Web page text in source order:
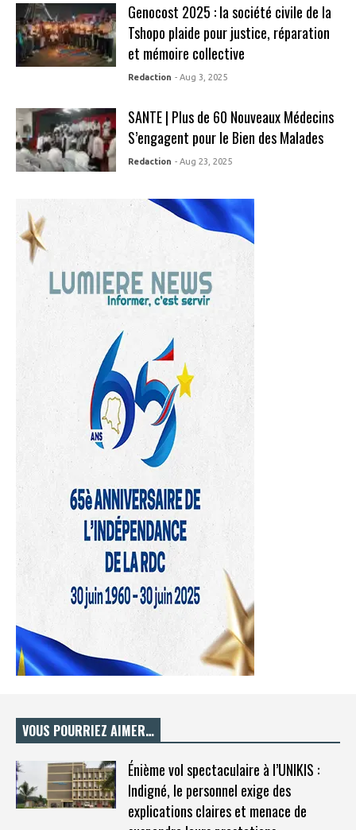
Genocost 2025 : la société civile de la
Tshopo plaide pour justice, réparation
et mémoire collective
Redaction - Aug 3, 2025
SANTE | Plus de 60 Nouveaux Médecins
S’engagent pour le Bien des Malades
Redaction - Aug 23, 2025
VOUS POURRIEZ AIMER…
Énième vol spectaculaire à l’UNIKIS :
Indigné, le personnel exige des
explications claires et menace de